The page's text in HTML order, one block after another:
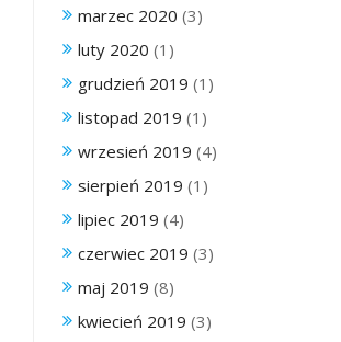
marzec 2020 (3)
luty 2020 (1)
grudzień 2019 (1)
listopad 2019 (1)
wrzesień 2019 (4)
sierpień 2019 (1)
lipiec 2019 (4)
czerwiec 2019 (3)
maj 2019 (8)
kwiecień 2019 (3)